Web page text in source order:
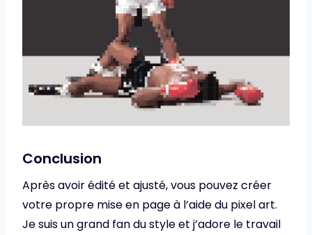
Conclusion
Après avoir édité et ajusté, vous pouvez créer
votre propre mise en page à l’aide du pixel art.
Je suis un grand fan du style et j’adore le travail